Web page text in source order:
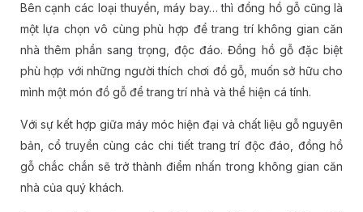
Bên cạnh các loại thuyền, máy bay… thì đồng hồ gỗ cũng là
một lựa chọn vô cùng phù hợp để trang trí không gian căn
nhà thêm phần sang trọng, độc đáo. Đồng hồ gỗ đặc biệt
phù hợp với những người thích chơi đồ gỗ, muốn sở hữu cho
mình một món đồ gỗ để trang trí nhà và thể hiện cá tính.
Với sự kết hợp giữa máy móc hiện đại và chất liệu gỗ nguyên
bản, cổ truyền cùng các chi tiết trang trí độc đáo, đồng hồ
gỗ chắc chắn sẽ trở thành điểm nhấn trong không gian căn
nhà của quý khách.